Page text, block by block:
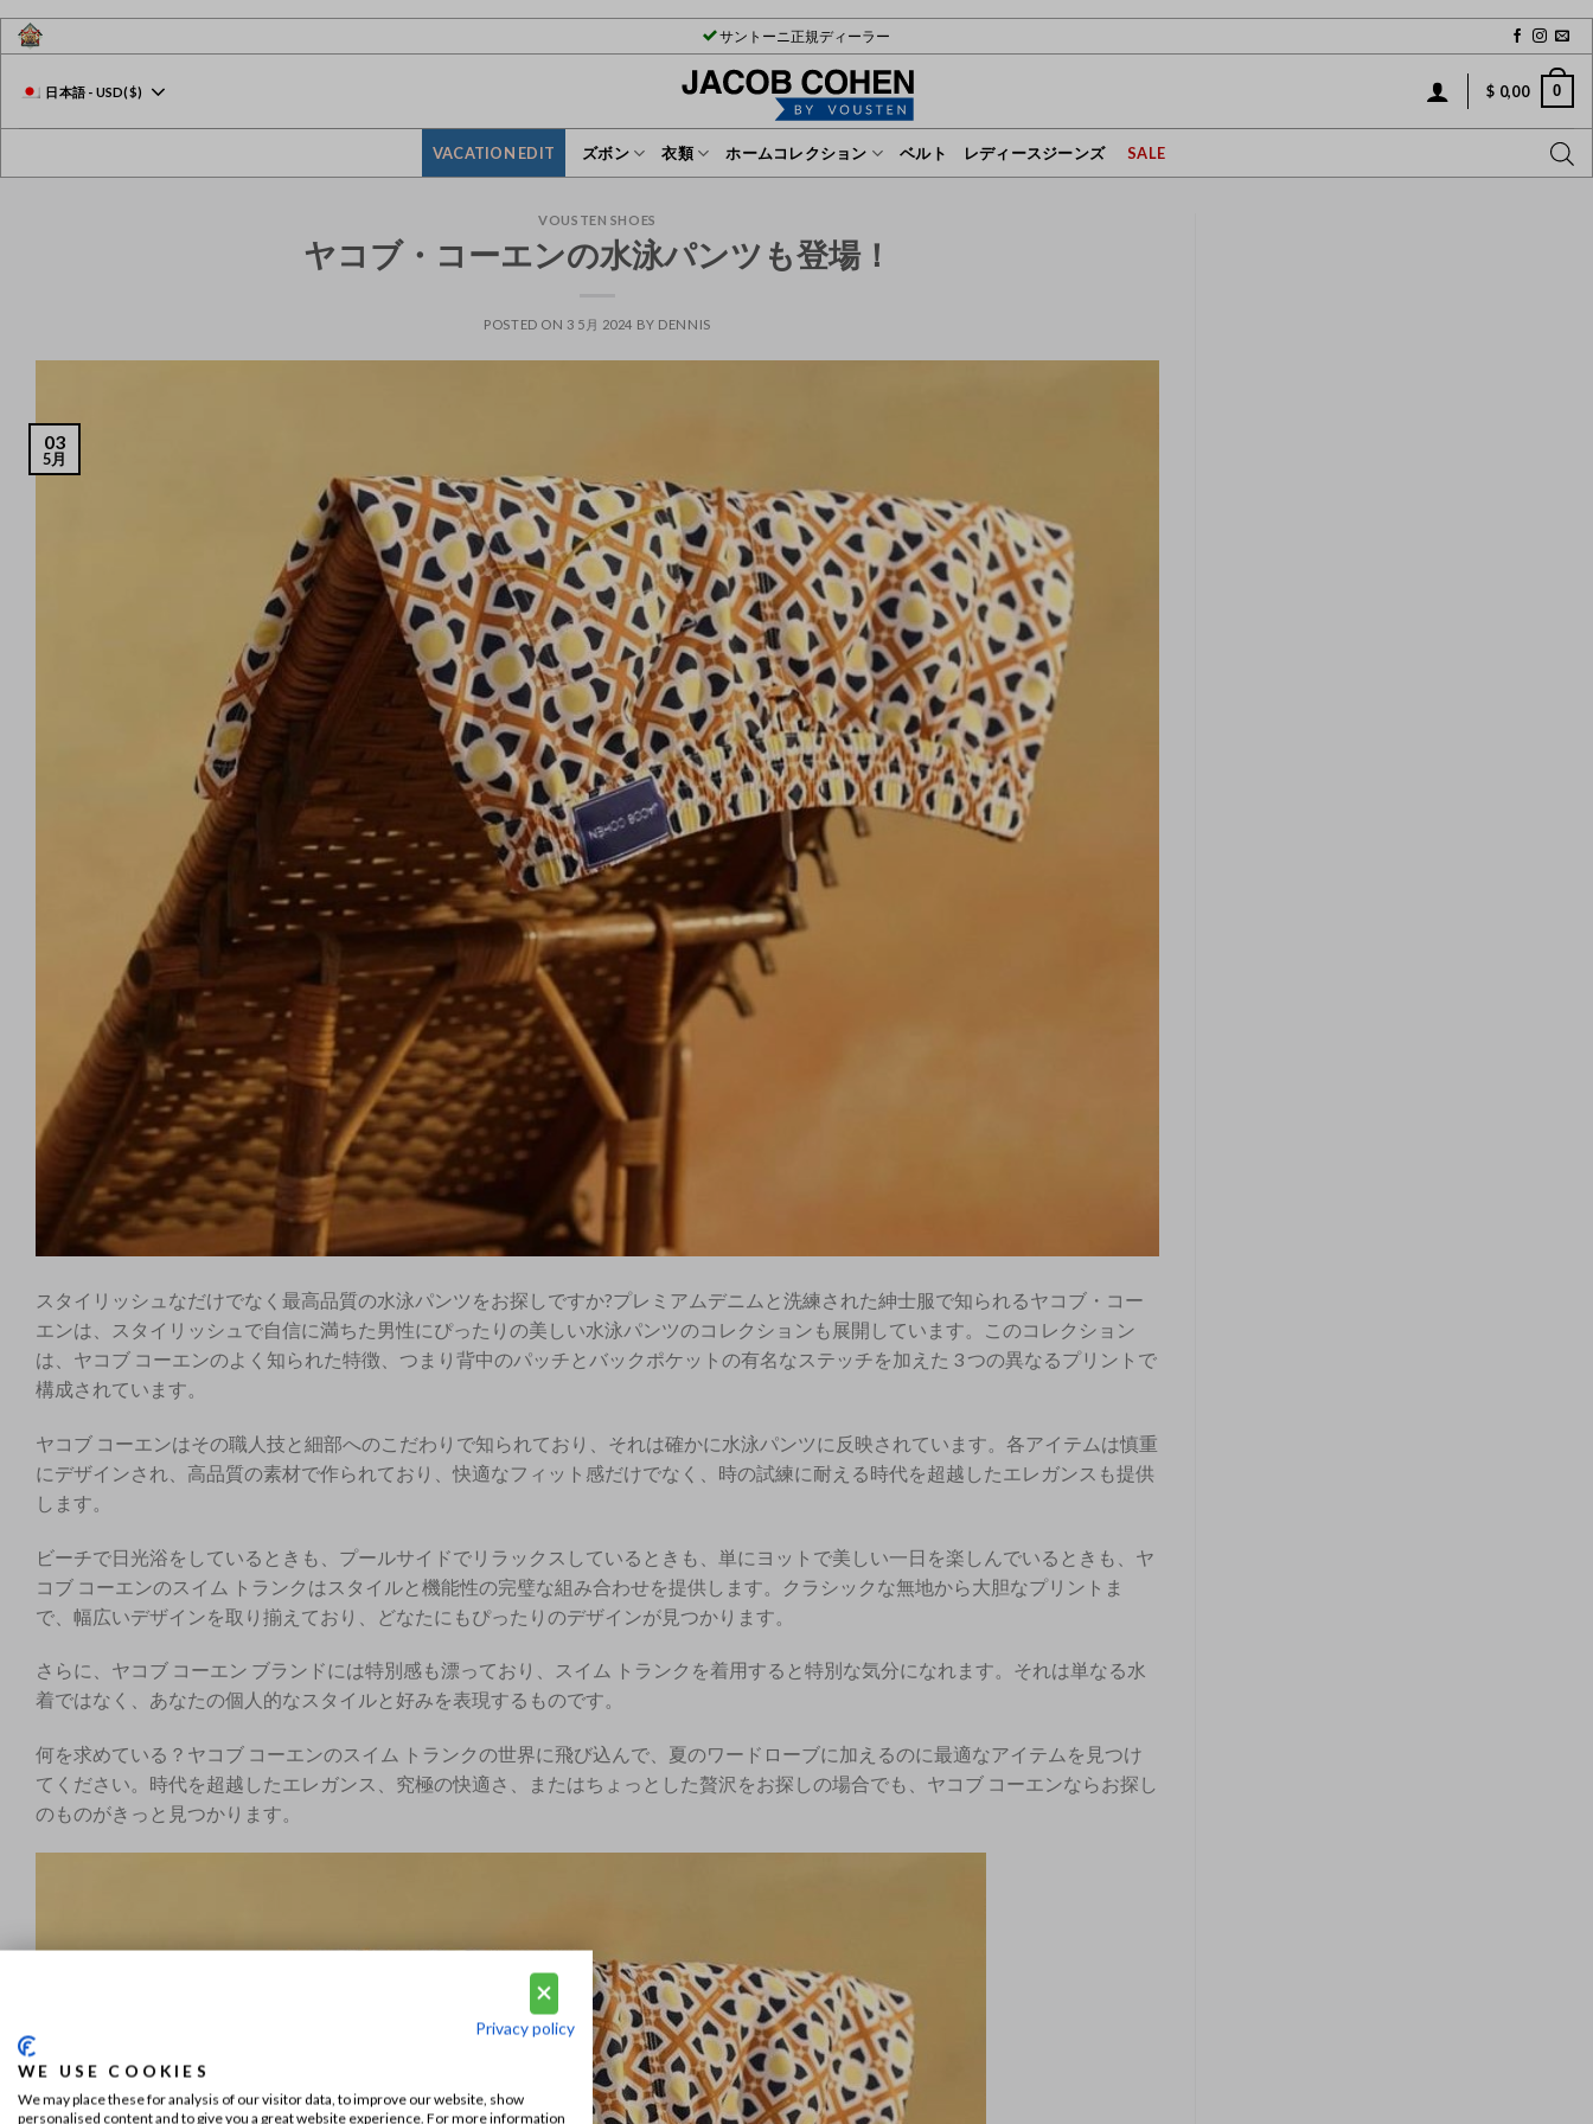
Skip
サントーニ正規ディーラー
日本語 - USD($) $ 0,00 0
VACATION EDIT ズボン 衣類 ホームコレクション ベルト レディースジーンズ SALE
VOUSTEN SHOES
ヤコブ・コーエンの水泳パンツも登場！
POSTED ON 3 5月 2024 BY DENNIS
03
5月
スタイリッシュなだけでなく最高品質の水泳パンツをお探しですか?プレミアムデニムと洗練された紳士服で知られるヤコブ・コー
エンは、スタイリッシュで自信に満ちた男性にぴったりの美しい水泳パンツのコレクションも展開しています。このコレクション
は、ヤコブ コーエンのよく知られた特徴、つまり背中のパッチとバックポケットの有名なステッチを加えた 3 つの異なるプリントで
構成されています。
ヤコブ コーエンはその職人技と細部へのこだわりで知られており、それは確かに水泳パンツに反映されています。各アイテムは慎重
にデザインされ、高品質の素材で作られており、快適なフィット感だけでなく、時の試練に耐える時代を超越したエレガンスも提供
します。
ビーチで日光浴をしているときも、プールサイドでリラックスしているときも、単にヨットで美しい一日を楽しんでいるときも、ヤ
コブ コーエンのスイム トランクはスタイルと機能性の完璧な組み合わせを提供します。クラシックな無地から大胆なプリントま
で、幅広いデザインを取り揃えており、どなたにもぴったりのデザインが見つかります。
さらに、ヤコブ コーエン ブランドには特別感も漂っており、スイム トランクを着用すると特別な気分になれます。それは単なる水
着ではなく、あなたの個人的なスタイルと好みを表現するものです。
何を求めている？ヤコブ コーエンのスイム トランクの世界に飛び込んで、夏のワードローブに加えるのに最適なアイテムを見つけ
てください。時代を超越したエレガンス、究極の快適さ、またはちょっとした贅沢をお探しの場合でも、ヤコブ コーエンならお探し
のものがきっと見つかります。
Privacy policy
WE USE COOKIES
We may place these for analysis of our visitor data, to improve our website, show
personalised content and to give you a great website experience. For more information